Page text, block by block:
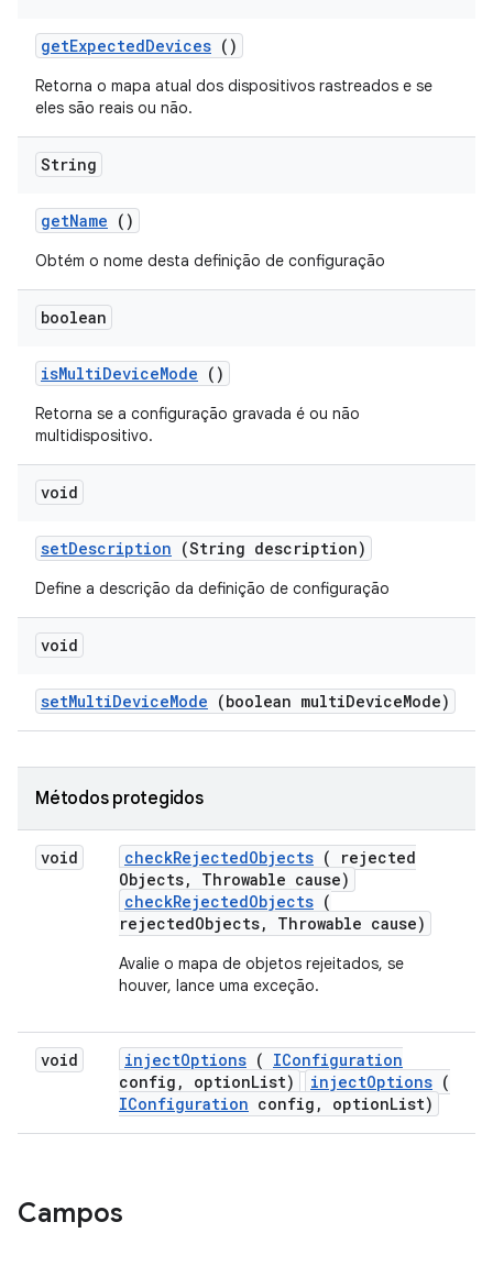
getExpectedDevices ()
Retorna o mapa atual dos dispositivos rastreados e se
eles são reais ou não.
String
getName ()
Obtém o nome desta definição de configuração
boolean
isMultiDeviceMode ()
Retorna se a configuração gravada é ou não
multidispositivo.
void
setDescription (String description)
Define a descrição da definição de configuração
void
setMultiDeviceMode (boolean multiDeviceMode)
Métodos protegidos
void checkRejectedObjects ( rejected
Objects,
Throwable cause)
checkRejectedObjects (
rejectedObjects, Throwable cause)
Avalie o mapa de objetos rejeitados, se
houver, lance uma exceção.
void injectOptions ( IConfiguration
config , optionList) injectOptions (
IConfiguration config, optionList)
Campos